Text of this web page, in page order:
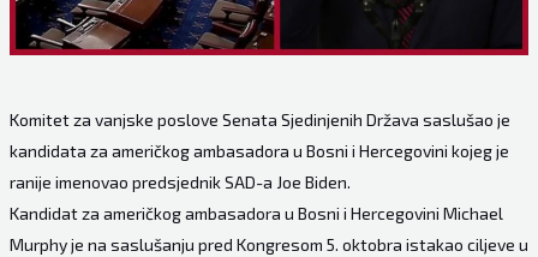
Komitet za vanjske poslove Senata Sjedinjenih Država saslušao je
kandidata za američkog ambasadora u Bosni i Hercegovini kojeg je
ranije imenovao predsjednik SAD-a Joe Biden.
Kandidat za američkog ambasadora u Bosni i Hercegovini Michael
Murphy je na saslušanju pred Kongresom 5. oktobra istakao ciljeve u